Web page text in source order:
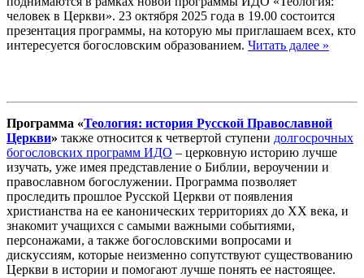
человек в Церкви». 23 октября 2025 года в 19.00 состоится
презентация программы, на которую мы приглашаем всех, кто
интересуется богословским образованием. Читать далее »
Программа «Теология: история Русской Православной
Церкви» также относится к четвертой ступени долгосрочных
богословских программ ИДО – церковную историю лучше
изучать, уже имея представление о Библии, вероучении и
православном богослужении. Программа позволяет
проследить прошлое Русской Церкви от появления
христианства на ее канонических территориях до XX века, и
знакомит учащихся с самыми важными событиями,
персонажами, а также богословскими вопросами и
дискуссиям, которые неизменно сопутствуют существованию
Церкви в истории и помогают лучше понять ее настоящее.